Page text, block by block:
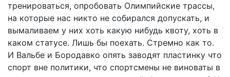
тренироваться, опробовать Олимпийские трассы,
на которые нас никто не собирался допускать, и
вымаливаем у них хоть какую нибудь квоту, хоть в
каком статусе. Лишь бы поехать. Стремно как то.
И Вальбе и Бородавко опять заводят пластинку что
спорт вне политики, что спортсмены не виноваты в